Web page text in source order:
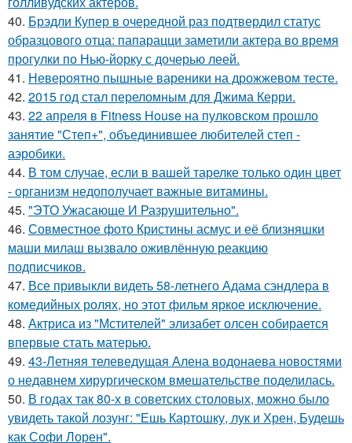
40. Брэдли Купер в очередной раз подтвердил статус
образцового отца: папарацци заметили актера во время
прогулки по Нью-йорку с дочерью леей.
41. Невероятно пышные вареники на дрожжевом тесте.
42. 2015 год стал переломным для Джима Керри.
43. 22 апреля в Fitness House на пулковском прошло
занятие "Степ+", объединившее любителей степ -
аэробики.
44. В том случае, если в вашей тарелке только один цвет
- организм недополучает важные витамины.
45. "ЭТО Ужасающе И Разрушительно".
46. Совместное фото Кристины асмус и её близняшки
маши милаш вызвало оживлённую реакцию
подписчиков.
47. Все привыкли видеть 58-летнего Адама сэндлера в
комедийных ролях, но этот фильм яркое исключение.
48. Актриса из "Мстителей" элизабет олсен собирается
впервые стать матерью.
49. 43-Летняя телеведущая Алена водонаева новостями
о недавнем хирургическом вмешательстве поделилась.
50. В годах так 80-х в советских столовых, можно было
увидеть такой лозунг: "Ешь Картошку, лук и Хрен, Будешь
как Софи Лорен".